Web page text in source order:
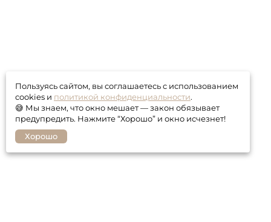
Пользуясь сайтом, вы соглашаетесь с использованием
cookies и политикой конфиденциальности.
😅 Мы знаем, что окно мешает — закон обязывает
предупредить. Нажмите “Хорошо” и окно исчезнет!
Хорошо